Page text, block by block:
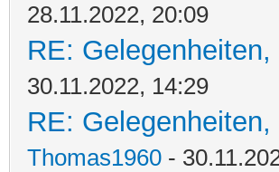
28.11.2022, 20:09
RE:
30.11.2022, 14:29
RE:
Thomas1960 -